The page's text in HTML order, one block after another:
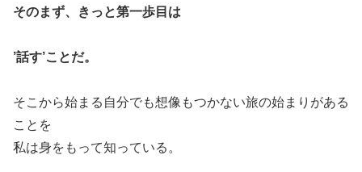
そのまず、きっと第一歩目は
’話す’ことだ。
そこから始まる自分でも想像もつかない旅の始まりがある
ことを
私は身をもって知っている。